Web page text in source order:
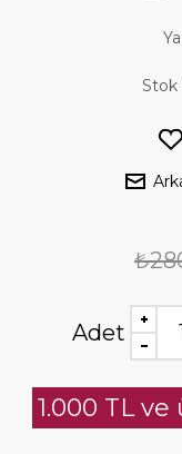
Stok
Adet
1.000 TL